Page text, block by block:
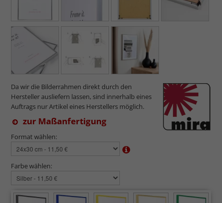
Da wir die Bilderrahmen direkt durch den
Hersteller ausliefern lassen, sind innerhalb eines
Auftrags nur Artikel eines Herstellers möglich.
zur Maßanfertigung
Format wählen:
Farbe wählen: